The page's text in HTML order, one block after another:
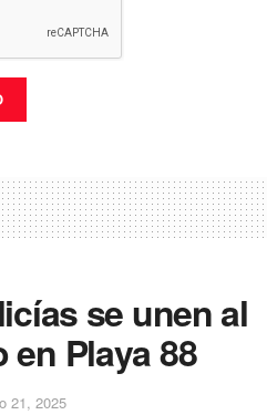
se unen al
en Playa 88
21, 2025